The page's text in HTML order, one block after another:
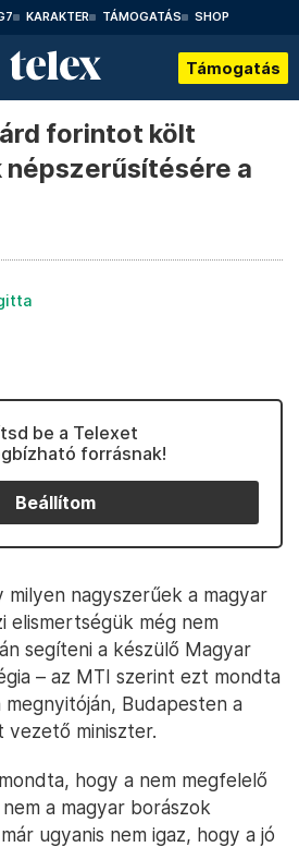
KARAKTER TÁMOGATÁS SHOP
Támogatás
forintot költ
népszerűsítésére a
be a Telexet
forrásnak!
Beállítom
nagyszerűek a magyar
elismertségük még nem
segíteni a készülő Magyar
– az MTI szerint ezt mondta
megnyitóján, Budapesten a
vezető miniszter.
hogy a nem megfelelő
a magyar borászok
ugyanis nem igaz, hogy a jó